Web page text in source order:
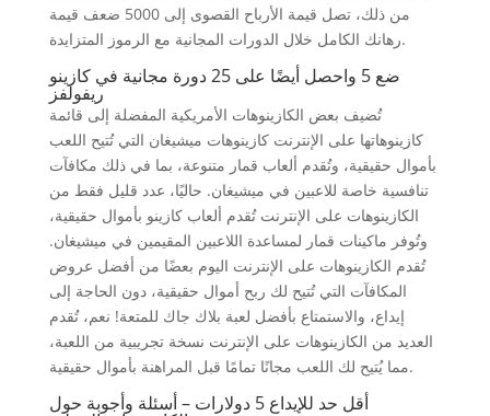
من ذلك، تصل قيمة الأرباح القصوى إلى 5000 ضعف قيمة
رهانك الكامل خلال الدورات المجانية مع الرموز المتزايدة.
ضع 5 واحصل أيضًا على 25 دورة مجانية في كازينو
ريفولفز
تُضيف بعض الكازينوهات الأمريكية المفضلة إلى قائمة
كازينوهاتها على الإنترنت كازينوهات ميشيغان التي تُتيح اللعب
بأموال حقيقية، وتُقدم ألعاب قمار متنوعة، بما في ذلك مكافآت
تنافسية خاصة للاعبين في ميشيغان. حاليًا، عدد قليل فقط من
الكازينوهات على الإنترنت تُقدم ألعاب كازينو بأموال حقيقية،
وتُوفر ماكينات قمار لمساعدة اللاعبين المقيمين في ميشيغان.
تُقدم الكازينوهات على الإنترنت اليوم بعضًا من أفضل عروض
المكافآت التي تُتيح لك ربح أموال حقيقية، دون الحاجة إلى
إيداع، والاستمتاع بأفضل لعبة بلاك جاك للمتعة! نعم، تُقدم
العديد من الكازينوهات على الإنترنت نسخة تجريبية من اللعبة،
مما يُتيح لك اللعب مجانًا تمامًا قبل المراهنة بأموال حقيقية.
أقل حد للإيداع 5 دولارات – أسئلة وأجوبة حول